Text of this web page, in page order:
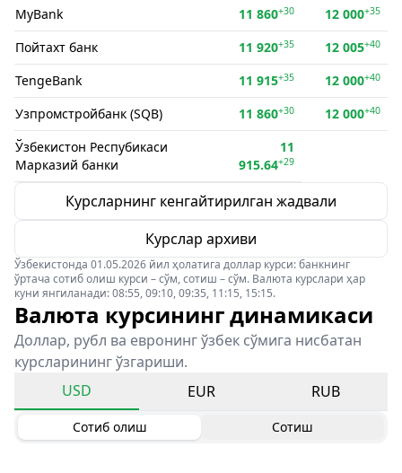
MyBank 11 860+30 12 000+35
Пойтахт банк 11 920+35 12 005+40
TengeBank 11 915+35 12 000+40
Узпромстройбанк (SQB) 11 860+30 12 000+40
Ўзбекистон Респубикаси
Марказий банки
11
915.64+29
Курсларнинг кенгайтирилган жадвали
Курслар архиви
Ўзбекистонда 01.05.2026 йил ҳолатига доллар курси: банкнинг
ўртача сотиб олиш курси – сўм, сотиш – сўм. Валюта курслари ҳар
куни янгиланади: 08:55, 09:10, 09:35, 11:15, 15:15.
Валюта курсининг динамикаси
Доллар, рубл ва евронинг ўзбек сўмига нисбатан
курсларининг ўзгариши.
USD
EUR RUB
Сотиб олиш Сотиш